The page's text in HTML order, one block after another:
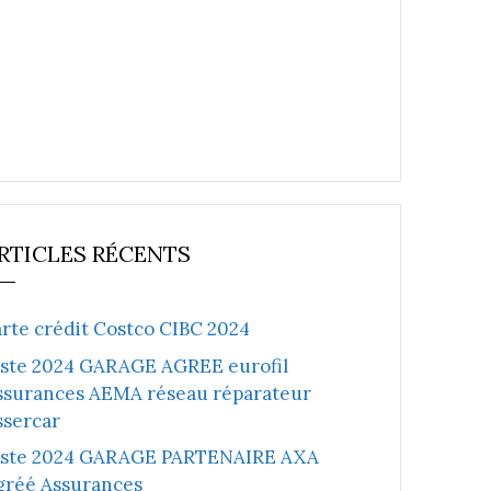
RÉCENTS
crédit Costco CIBC 2024
2024 GARAGE AGREE eurofil
AEMA réseau réparateur
2024 GARAGE PARTENAIRE AXA
Assurances